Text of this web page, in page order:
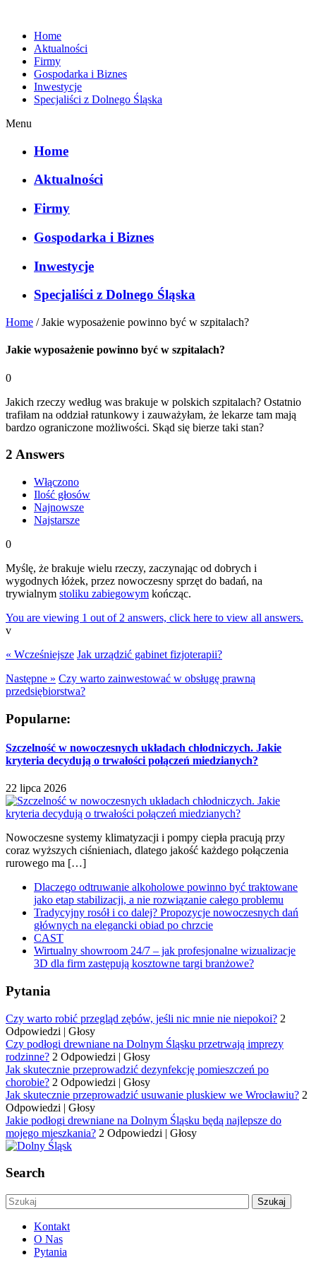
Home
Aktualności
Firmy
Gospodarka i Biznes
Inwestycje
Specjaliści z Dolnego Śląska
Menu
Home
Aktualności
Firmy
Gospodarka i Biznes
Inwestycje
Specjaliści z Dolnego Śląska
Home /Jakie wyposażenie powinno być w szpitalach?
Jakie wyposażenie powinno być w szpitalach?
0
Jakich rzeczy według was brakuje w polskich szpitalach? Ostatnio
trafiłam na oddział ratunkowy i zauważyłam, że lekarze tam mają
bardzo ograniczone możliwości. Skąd się bierze taki stan?
2 Answers
Włączono
Ilość głosów
Najnowsze
Najstarsze
0
Myślę, że brakuje wielu rzeczy, zaczynając od dobrych i
wygodnych łóżek, przez nowoczesny sprzęt do badań, na
trywialnym stoliku zabiegowym kończąc.
You are viewing 1 out of 2 answers, click here to view all answers.
v
« Wcześniejsze Jak urządzić gabinet fizjoterapii?
Następne » Czy warto zainwestować w obsługę prawną
przedsiębiorstwa?
Popularne:
Szczelność w nowoczesnych układach chłodniczych. Jakie
kryteria decydują o trwałości połączeń miedzianych?
22 lipca 2026
Nowoczesne systemy klimatyzacji i pompy ciepła pracują przy
coraz wyższych ciśnieniach, dlatego jakość każdego połączenia
rurowego ma […]
Dlaczego odtruwanie alkoholowe powinno być traktowane
jako etap stabilizacji, a nie rozwiązanie całego problemu
Tradycyjny rosół i co dalej? Propozycje nowoczesnych dań
głównych na elegancki obiad po chrzcie
CAST
Wirtualny showroom 24/7 – jak profesjonalne wizualizacje
3D dla firm zastępują kosztowne targi branżowe?
Pytania
Czy warto robić przegląd zębów, jeśli nic mnie nie niepokoi? 2
Odpowiedzi | Głosy
Czy podłogi drewniane na Dolnym Śląsku przetrwają imprezy
rodzinne? 2 Odpowiedzi | Głosy
Jak skutecznie przeprowadzić dezynfekcję pomieszczeń po
chorobie? 2 Odpowiedzi | Głosy
Jak skutecznie przeprowadzić usuwanie pluskiew we Wrocławiu? 2
Odpowiedzi | Głosy
Jakie podłogi drewniane na Dolnym Śląsku będą najlepsze do
mojego mieszkania? 2 Odpowiedzi | Głosy
Search
Kontakt
O Nas
Pytania